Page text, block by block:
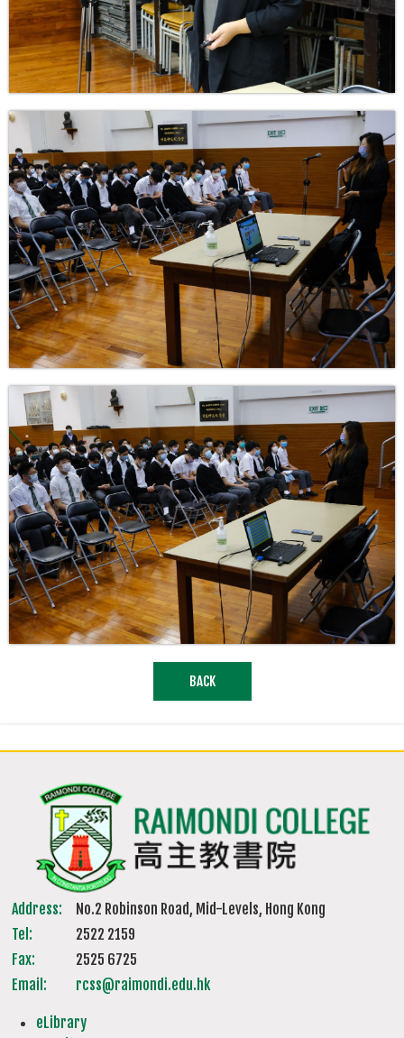
BACK
Address:
No.2 Robinson Road, Mid-Levels, Hong Kong
Tel:
2522 2159
Fax:
2525 6725
Email:
rcss@raimondi.edu.hk
eLibrary